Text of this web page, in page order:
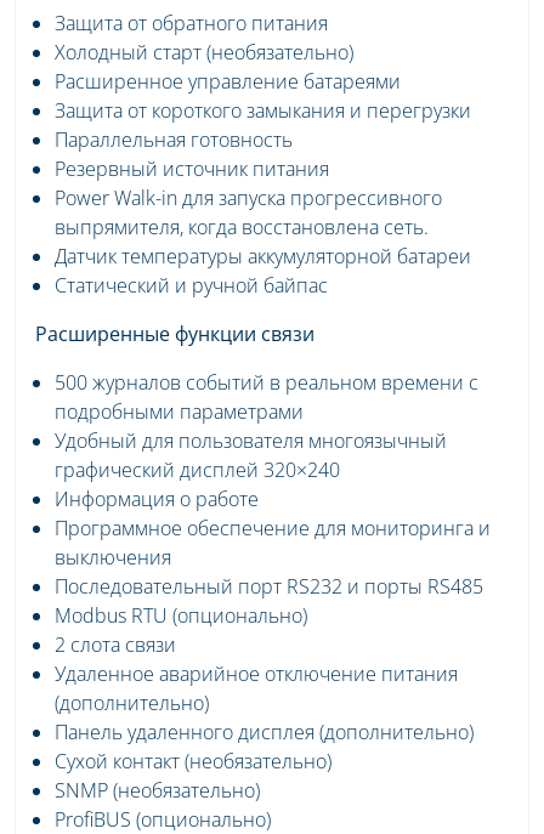
Защита от обратного питания
Холодный старт (необязательно)
Расширенное управление батареями
Защита от короткого замыкания и перегрузки
Параллельная готовность
Резервный источник питания
Power Walk-in для запуска прогрессивного
выпрямителя, когда восстановлена ​​сеть.
Датчик температуры аккумуляторной батареи
Статический и ручной байпас
Расширенные функции связи
500 журналов событий в реальном времени с
подробными параметрами
Удобный для пользователя многоязычный
графический дисплей 320×240
Информация о работе
Программное обеспечение для мониторинга и
выключения
Последовательный порт RS232 и порты RS485
Modbus RTU (опционально)
2 слота связи
Удаленное аварийное отключение питания
(дополнительно)
Панель удаленного дисплея (дополнительно)
Сухой контакт (необязательно)
SNMP (необязательно)
ProfiBUS (опционально)